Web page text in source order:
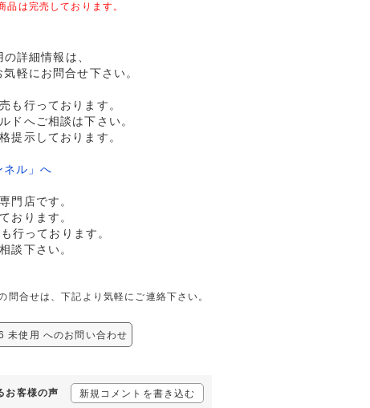
品は完売しております。
詳細情報は、
軽にお問合せ下さい。
も行っております。
ドへご相談は下さい。
提示しております。
ル」へ
門店です。
おります。
行っております。
談下さい。
合せは、下記より気軽にご連絡下さい。
未使用 へのお問い合わせ
お客様の声 新規コメントを書き込む